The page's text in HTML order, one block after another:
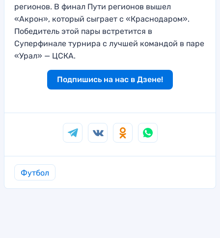
регионов. В финал Пути регионов вышел
«Акрон», который сыграет с «Краснодаром».
Победитель этой пары встретится в
Суперфинале турнира с лучшей командой в паре
«Урал» — ЦСКА.
Подпишись на нас в Дзене!
Футбол